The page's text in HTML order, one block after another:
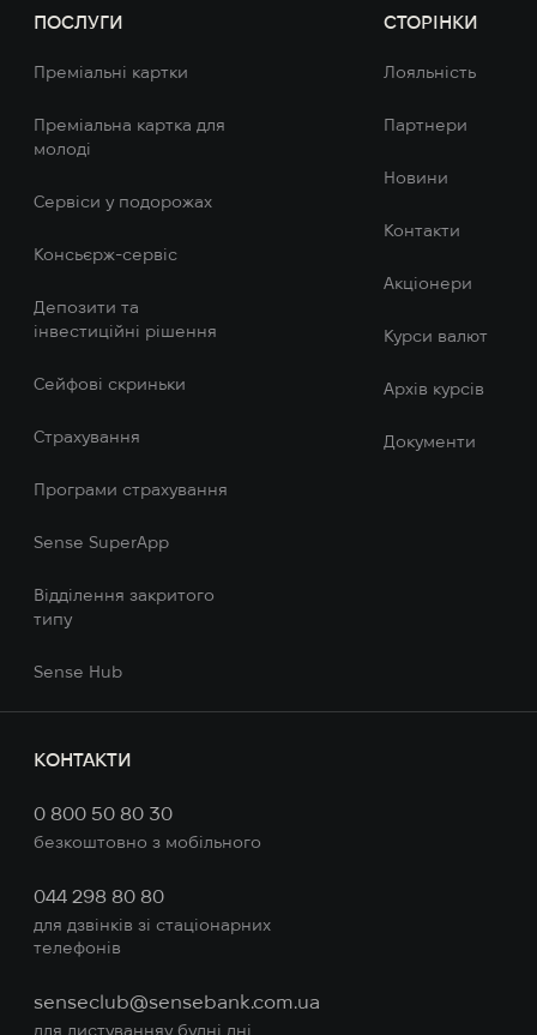
ПОСЛУГИ
Преміальні картки
Преміальна картка для
молоді
Сервіси у подорожах
Консьєрж-сервіс
Депозити та
інвестиційні рішення
Сейфові скриньки
Страхування
Програми страхування
Sense SuperApp
Відділення закритого
типу
Sense Hub
СТОРІНКИ
Лояльність
Партнери
Новини
Контакти
Акціонери
Курси валют
Архів курсів
Документи
КOНТАКТИ
0 800 50 80 30
безкоштовно з мобільного
044 298 80 80
для дзвінків зі стаціонарних
телефонів
senseclub@sensebank.com.ua
для листуванняу будні дні